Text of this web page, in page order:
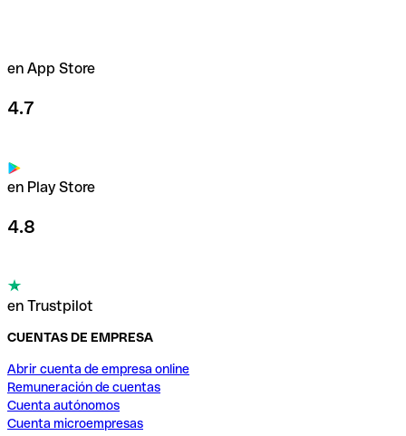
en App Store
4.7
en Play Store
4.8
en Trustpilot
CUENTAS DE EMPRESA
Abrir cuenta de empresa online
Remuneración de cuentas
Cuenta autónomos
Cuenta microempresas